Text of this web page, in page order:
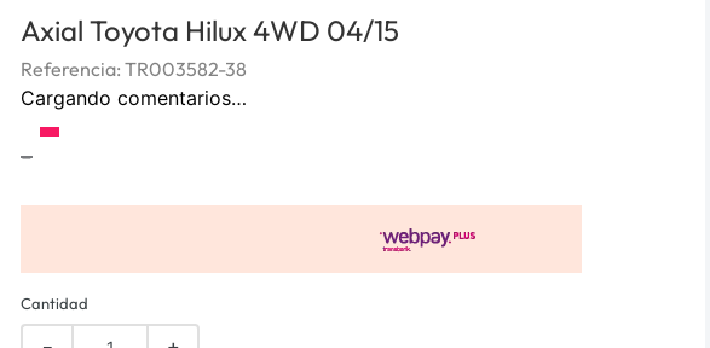
Axial Toyota Hilux 4WD 04/15
Referencia: TR003582-38
Cargando comentarios…
-
Cantidad